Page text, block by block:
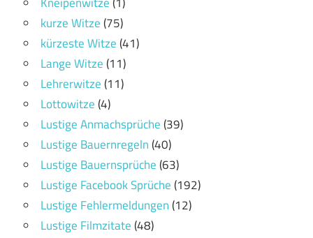
kurze Witze(75)
kürzeste Witze(41)
Lange Witze(11)
Lehrerwitze(11)
Lottowitze(4)
Lustige Anmachsprüche(39)
Lustige Bauernregeln(40)
Lustige Bauernsprüche(63)
Lustige Facebook Sprüche(192)
Lustige Fehlermeldungen(12)
Lustige Filmzitate(48)